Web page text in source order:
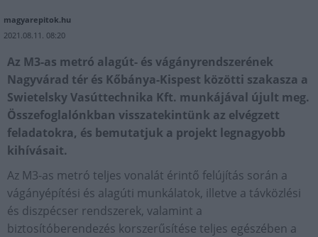
magyarepitok.hu
2021.08.11. 08:20
Az M3-as metró alagút- és vágányrendszerének
Nagyvárad tér és Kőbánya-Kispest közötti szakasza a
Swietelsky Vasúttechnika Kft. munkájával újult meg.
Összefoglalónkban visszatekintünk az elvégzett
feladatokra, és bemutatjuk a projekt legnagyobb
kihívásait.
Az M3-as metró teljes vonalát érintő felújítás során a
vágányépítési és alagúti munkálatok, illetve a távközlési
és diszpécser rendszerek, valamint a
biztosítóberendezés korszerűsítése teljes egészében a